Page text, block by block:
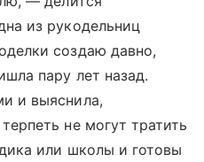
из рукодельниц
создаю давно,
пару лет назад.
и выяснила,
не могут тратить
или школы и готовы